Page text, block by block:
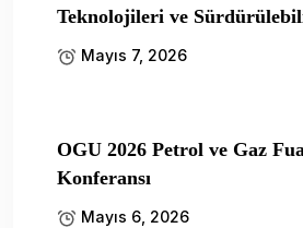
Teknolojileri ve
Mayıs 7, 2026
OGU 2026 Petrol ve Gaz
Konferansı
Mayıs 6, 2026